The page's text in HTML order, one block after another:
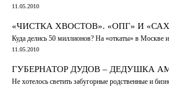
11.05.2010
«ЧИСТКА ХВОСТОВ». «ОПГ» И
Куда делись 50 миллионов? На «откаты» в Москве
11.05.2010
ГУБЕРНАТОР ДУДОВ – ДЕДУШКА
Не хотелось светить забугорные родственные и